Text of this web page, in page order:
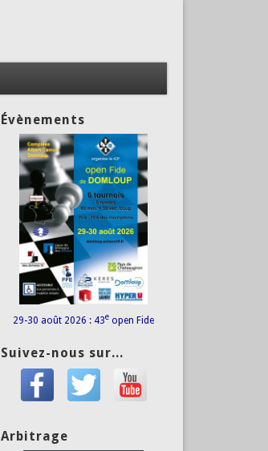
Évènements
29-30 août 2026 : 43e open Fide
Suivez-nous sur...
Arbitrage